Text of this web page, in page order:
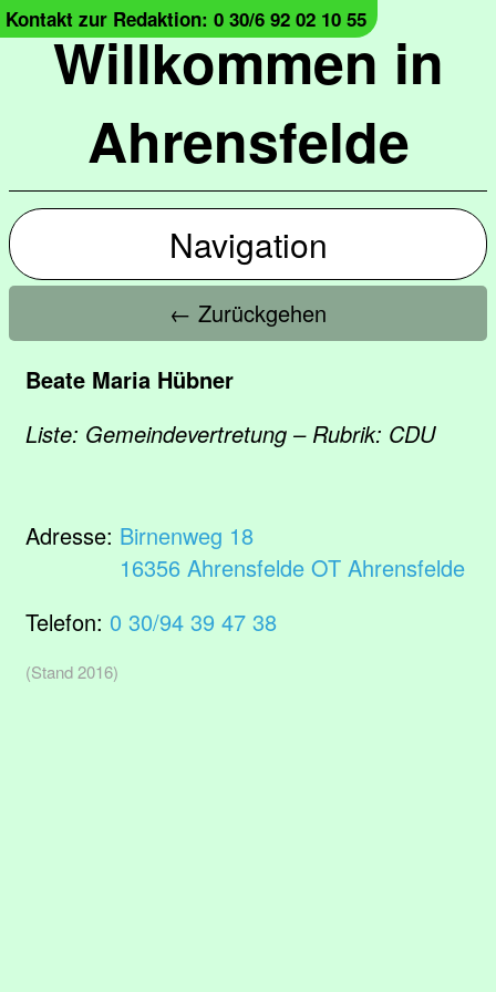
Willkommen in
Ahrensfelde
Kontakt zur Redaktion: 0 30/6 92 02 10 55
Navigation
← Zurückgehen
Beate Maria Hübner
Liste: Gemeindevertretung – Rubrik: CDU
Adresse: Birnenweg 18
16356 Ahrensfelde OT Ahrensfelde
Telefon: 0 30/94 39 47 38
(Stand 2016)